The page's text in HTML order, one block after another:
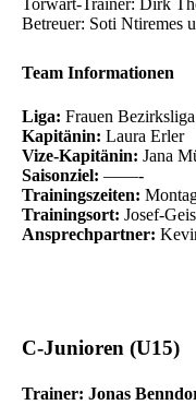
Torwart-Trainer: Dirk
Betreuer: Soti Ntiremes
Team Informationen
Liga: Frauen
Kapitänin: Laura Erler
Vize-Kapitänin: Jana
Saisonziel: ——-
Trainingszeiten:
Trainingsort: Josef-
Ansprechpartner:
C-Junioren (U15)
Trainer: Jonas